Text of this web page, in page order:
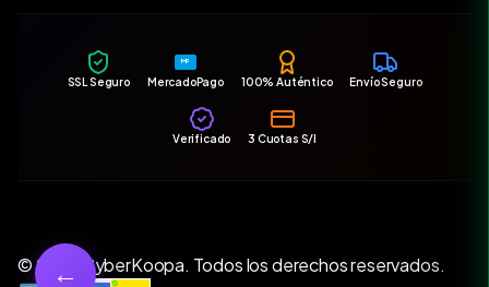
←
SSL Seguro
MP
MercadoPago 100% Auténtico Envío Seguro
Verificado 3 Cuotas S/I
© 2026 CyberKoopa. Todos los derechos reservados.